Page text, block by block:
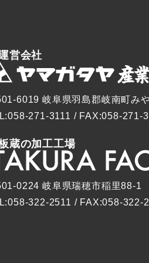
営会社
6019 岐阜県羽島郡岐南町み
271-3111 / FAX:058-271-
蔵の加工工場
0224 岐阜県瑞穂市稲里88-1
322-2511 / FAX:058-322-